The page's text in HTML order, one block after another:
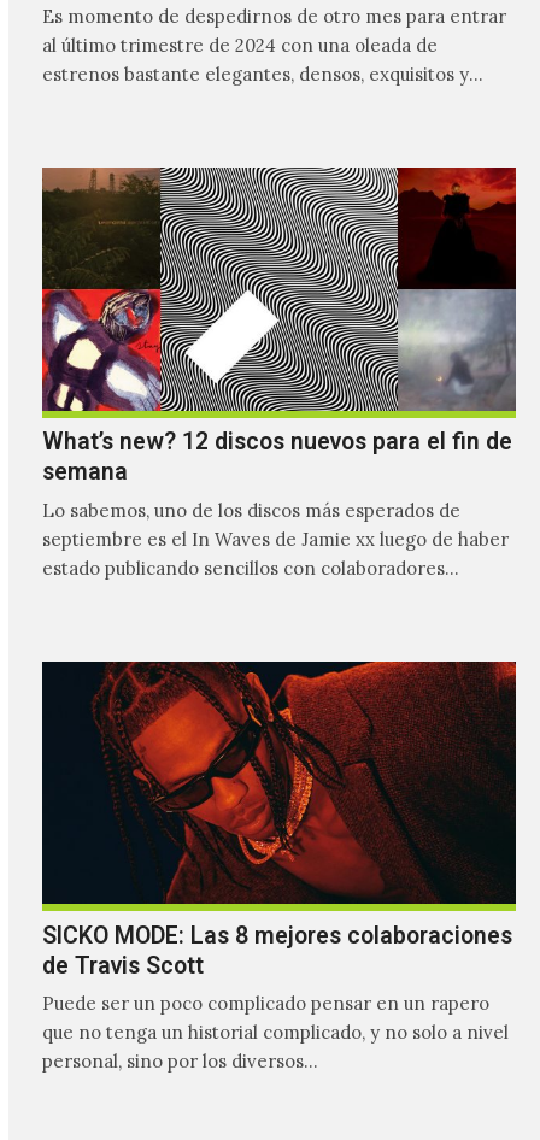
Es momento de despedirnos de otro mes para entrar
al último trimestre de 2024 con una oleada de
estrenos bastante elegantes, densos, exquisitos y
What’s new? 12 discos nuevos para el fin de
semana
Lo sabemos, uno de los discos más esperados de
septiembre es el In Waves de Jamie xx luego de haber
estado publicando sencillos con colaboradores…
SICKO MODE: Las 8 mejores colaboraciones
de Travis Scott
Puede ser un poco complicado pensar en un rapero
que no tenga un historial complicado, y no solo a nivel
personal, sino por los diversos…